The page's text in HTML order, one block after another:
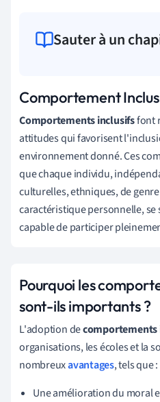
Sauter à un
Comportement
Comportements inclusifsfont
attitudes qui favorisent
environnement donné. Ces
que chaque individu,
culturelles, ethniques, de
caractéristique personnelle, se
capable de participer
Pourquoi les
sont-ils importants ?
L'adoption decomportements
organisations, les écoles et la
nombreuxavantages, tels que :
Une amélioration du moral